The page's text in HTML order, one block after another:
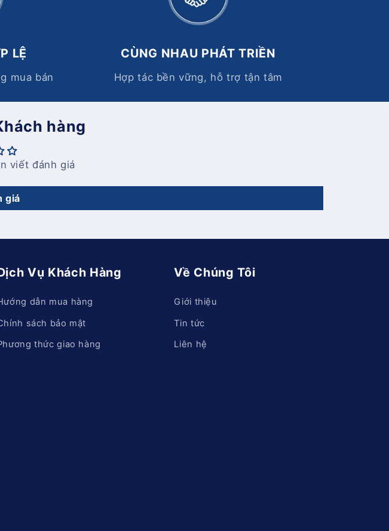
LỆ
mua bán
CÙNG NHAU PHÁT TRIỀN
Hợp tác bền vững, hỗ trợ tận tâm
hàng
viết đánh giá
giá
Vụ Khách Hàng
dẫn mua hàng
sách bảo mật
thức giao hàng
Về Chúng Tôi
Giới thiệu
Tin tức
Liên hệ